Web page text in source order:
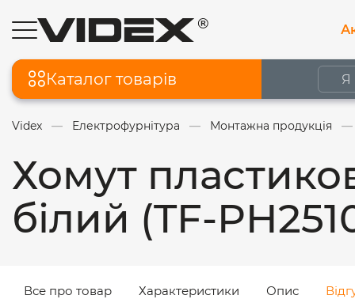
Каталог товарів
Videx Електрофурнітура Монтажна продукція
Хомут
білий (TF-
Все про товар Характеристики Опис